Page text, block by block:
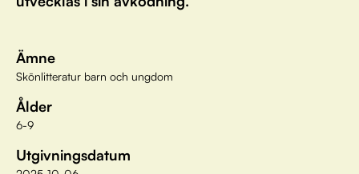
Ämne
Skönlitteratur barn och ungdom
Ålder
6-9
Utgivningsdatum